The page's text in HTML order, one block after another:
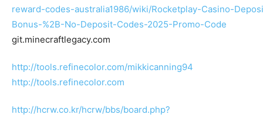
reward-codes-australia1986/wiki/Rocketplay-Casino-
Bonus-%2B-No-Deposit-Codes-2025-Promo-Code
git.minecraftlegacy.com
http://tools.refinecolor.com/mikkicanning94
http://tools.refinecolor.com
http://hcrw.co.kr/hcrw/bbs/board.php?